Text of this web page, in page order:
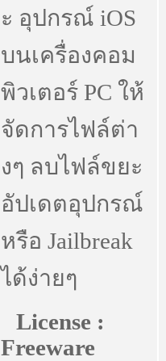
ะ อุปกรณ์ iOS
บนเครื่องคอม
พิวเตอร์ PC ให้
จัดการไฟล์ต่า
งๆ ลบไฟล์ขยะ
อัปเดตอุปกรณ์
หรือ Jailbreak
ได้ง่ายๆ
License :
Freeware